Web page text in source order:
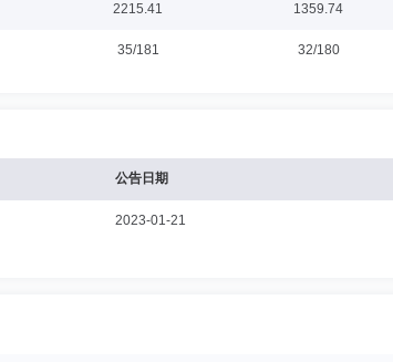
2215.41 1359.74
35/181 32/180
公告日期
2023-01-21